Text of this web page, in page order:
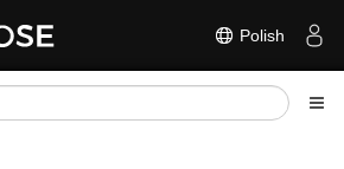
Polish